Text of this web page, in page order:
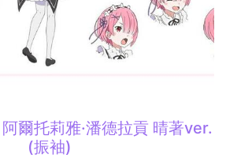
爾托莉雅·潘德拉貢 晴著ver.
(振袖)